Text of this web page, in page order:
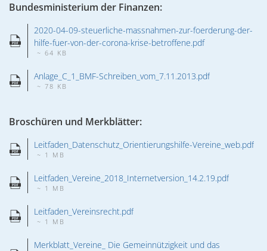
Bundesministerium der Finanzen:
2020-04-09-steuerliche-massnahmen-zur-foerderung-der-
hilfe-fuer-von-der-corona-krise-betroffene.pdf
~ 64 KB
Anlage_C_1_BMF-Schreiben_vom_7.11.2013.pdf
~ 78 KB
Broschüren und Merkblätter:
Leitfaden_Datenschutz_Orientierungshilfe-Vereine_web.pdf
~ 1 MB
Leitfaden_Vereine_2018_Internetversion_14.2.19.pdf
~ 1 MB
Leitfaden_Vereinsrecht.pdf
~ 1 MB
Merkblatt_Vereine_ Die Gemeinnützigkeit und das